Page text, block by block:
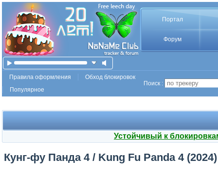
Портал
Форум
Правила оформления
Обход блокировок
Популярное
Поиск :
Устойчивый к
Кунг-фу Панда 4 / Kung Fu Panda 4